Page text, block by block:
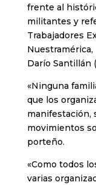
frente al
militantes y
Trabajadores
Darío Santillán
«Ninguna
que los
manifestación,
movimientos
porteño.
«Como todos
varias